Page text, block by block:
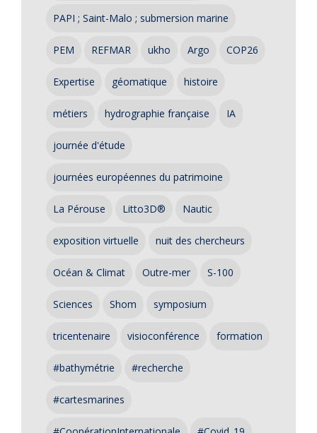
PAPI ; Saint-Malo ; submersion marine
PEM REFMAR ukho Argo COP26
Expertise géomatique histoire
métiers hydrographie française IA
journée d'étude
journées européennes du patrimoine
La Pérouse Litto3D® Nautic
exposition virtuelle nuit des chercheurs
Océan & Climat Outre-mer S-100
Sciences Shom symposium
tricentenaire visioconférence formation
#bathymétrie #recherche
#cartesmarines